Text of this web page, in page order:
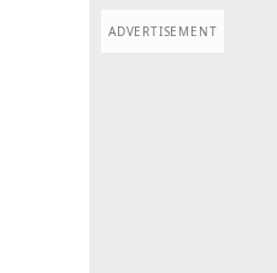
ADVERTISEMENT